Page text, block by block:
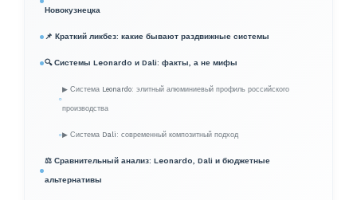
Новокузнецка
📌 Краткий ликбез: какие бывают раздвижные системы
🔍 Системы Leonardo и Dali: факты, а не мифы
▶ Система Leonardo: элитный алюминиевый профиль российского
производства
▶ Система Dali: современный композитный подход
⚖️ Сравнительный анализ: Leonardo, Dali и бюджетные
альтернативы